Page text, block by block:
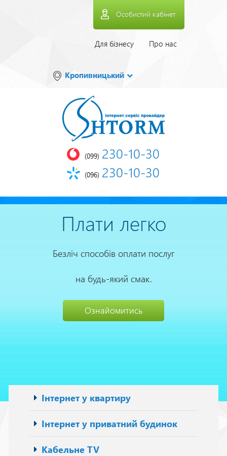
Особистий кабінет
Верхнее
Для бізнесу Про нас
Кропивницький
(099) 230-10-30
(096) 230-10-30
Плати легко
Безліч способів оплати послуг
на будь-який смак.
Ознайомитись
Основна
навіґація
Інтернет у квартиру
Інтернет у приватний будинок
Кабельне TV